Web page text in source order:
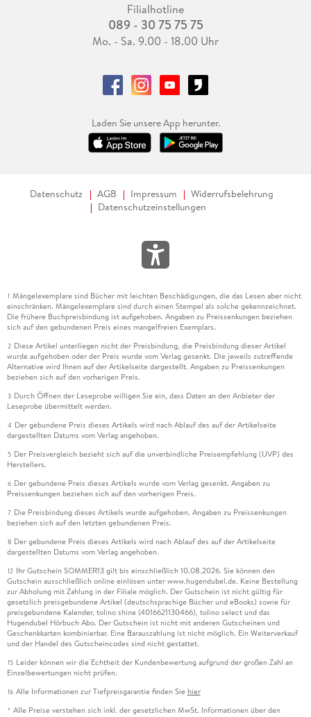
Filialhotline
089 - 30 75 75 75
Mo. - Sa. 9.00 - 18.00 Uhr
Laden Sie unsere App herunter.
Datenschutz AGB Impressum
Widerrufsbelehrung
Datenschutzeinstellungen
1 Mängelexemplare sind Bücher mit leichten Beschädigungen, die das Lesen aber nicht
einschränken. Mängelexemplare sind durch einen Stempel als solche gekennzeichnet.
Die frühere Buchpreisbindung ist aufgehoben. Angaben zu Preissenkungen beziehen
sich auf den gebundenen Preis eines mangelfreien Exemplars.
2 Diese Artikel unterliegen nicht der Preisbindung, die Preisbindung dieser Artikel
wurde aufgehoben oder der Preis wurde vom Verlag gesenkt. Die jeweils zutreffende
Alternative wird Ihnen auf der Artikelseite dargestellt. Angaben zu Preissenkungen
beziehen sich auf den vorherigen Preis.
3 Durch Öffnen der Leseprobe willigen Sie ein, dass Daten an den Anbieter der
Leseprobe übermittelt werden.
4 Der gebundene Preis dieses Artikels wird nach Ablauf des auf der Artikelseite
dargestellten Datums vom Verlag angehoben.
5 Der Preisvergleich bezieht sich auf die unverbindliche Preisempfehlung (UVP) des
Herstellers.
6 Der gebundene Preis dieses Artikels wurde vom Verlag gesenkt. Angaben zu
Preissenkungen beziehen sich auf den vorherigen Preis.
7 Die Preisbindung dieses Artikels wurde aufgehoben. Angaben zu Preissenkungen
beziehen sich auf den letzten gebundenen Preis.
8 Der gebundene Preis dieses Artikels wird nach Ablauf des auf der Artikelseite
dargestellten Datums vom Verlag angehoben.
12 Ihr Gutschein SOMMER13 gilt bis einschließlich 10.08.2026. Sie können den
Gutschein ausschließlich online einlösen unter www.hugendubel.de. Keine Bestellung
zur Abholung mit Zahlung in der Filiale möglich. Der Gutschein ist nicht gültig für
gesetzlich preisgebundene Artikel (deutschsprachige Bücher und eBooks) sowie für
preisgebundene Kalender, tolino shine (4016621130466), tolino select und das
Hugendubel Hörbuch Abo. Der Gutschein ist nicht mit anderen Gutscheinen und
Geschenkkarten kombinierbar. Eine Barauszahlung ist nicht möglich. Ein Weiterverkauf
und der Handel des Gutscheincodes sind nicht gestattet.
15 Leider können wir die Echtheit der Kundenbewertung aufgrund der großen Zahl an
Einzelbewertungen nicht prüfen.
16 Alle Informationen zur Tiefpreisgarantie finden Sie hier
* Alle Preise verstehen sich inkl. der gesetzlichen MwSt. Informationen über den